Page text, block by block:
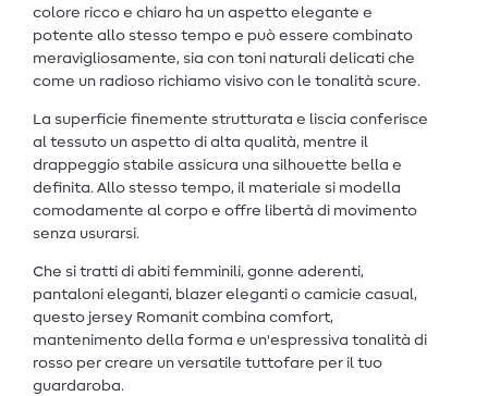
colore ricco e chiaro ha un aspetto elegante e
potente allo stesso tempo e può essere combinato
meravigliosamente, sia con toni naturali delicati che
come un radioso richiamo visivo con le tonalità scure.
La superficie finemente strutturata e liscia conferisce
al tessuto un aspetto di alta qualità, mentre il
drappeggio stabile assicura una silhouette bella e
definita. Allo stesso tempo, il materiale si modella
comodamente al corpo e offre libertà di movimento
senza usurarsi.
Che si tratti di abiti femminili, gonne aderenti,
pantaloni eleganti, blazer eleganti o camicie casual,
questo jersey Romanit combina comfort,
mantenimento della forma e un'espressiva tonalità di
rosso per creare un versatile tuttofare per il tuo
guardaroba.